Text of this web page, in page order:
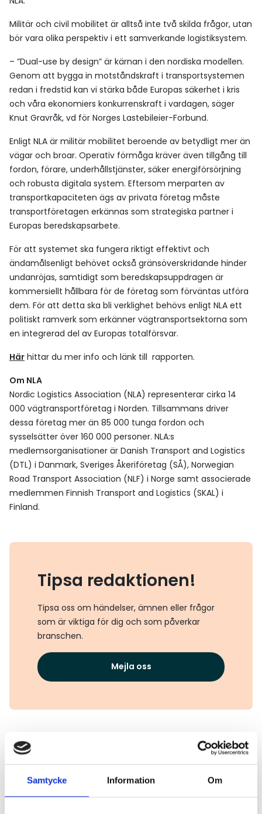
Samtycke Information Om
Militär och civil mobilitet är alltså inte två skilda frågor, utan
bör vara olika perspektiv i ett samverkande logistiksystem.
– ”Dual-use by design” är kärnan i den nordiska modellen.
Genom att bygga in motståndskraft i transportsystemen
redan i fredstid kan vi stärka både Europas säkerhet i kris
och våra ekonomiers konkurrenskraft i vardagen, säger
Knut Gravråk, vd för Norges Lastebileier-Forbund.
Enligt NLA är militär mobilitet beroende av betydligt mer än
vägar och broar. Operativ förmåga kräver även tillgång till
fordon, förare, underhållstjänster, säker energiförsörjning
och robusta digitala system. Eftersom merparten av
transportkapaciteten ägs av privata företag måste
transportföretagen erkännas som strategiska partner i
Europas beredskapsarbete.
För att systemet ska fungera riktigt effektivt och
ändamålsenligt behövet också gränsöverskridande hinder
undanröjas, samtidigt som beredskapsuppdragen är
kommersiellt hållbara för de företag som förväntas utföra
dem. För att detta ska bli verklighet behövs enligt NLA ett
politiskt ramverk som erkänner vägtransportsektorna som
en integrerad del av Europas totalförsvar.
Här hittar du mer info och länk till rapporten.
Om NLA
Nordic Logistics Association (NLA) representerar cirka 14
000 vägtransportföretag i Norden. Tillsammans driver
dessa företag mer än 85 000 tunga fordon och
sysselsätter över 160 000 personer. NLA:s
medlemsorganisationer är Danish Transport and Logistics
(DTL) i Danmark, Sveriges Åkeriföretag (SÅ), Norwegian
Road Transport Association (NLF) i Norge samt associerade
medlemmen Finnish Transport and Logistics (SKAL) i
Finland.
Tipsa redaktionen!
Tipsa oss om händelser, ämnen eller frågor
som är viktiga för dig och som påverkar
branschen.
Mejla oss
Texaco